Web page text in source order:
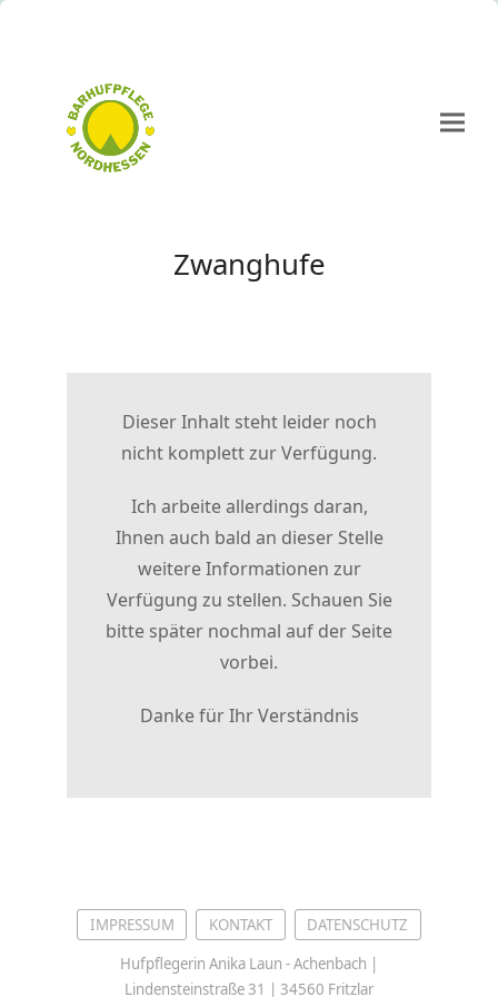
Zwanghufe
Dieser Inhalt steht leider noch
nicht komplett zur Verfügung.
Ich arbeite allerdings daran,
Ihnen auch bald an dieser Stelle
weitere Informationen zur
Verfügung zu stellen. Schauen Sie
bitte später nochmal auf der Seite
vorbei.
Danke für Ihr Verständnis
IMPRESSUM KONTAKT
DATENSCHUTZ
Hufpflegerin Anika Laun - Achenbach |
Lindensteinstraße 31 | 34560 Fritzlar